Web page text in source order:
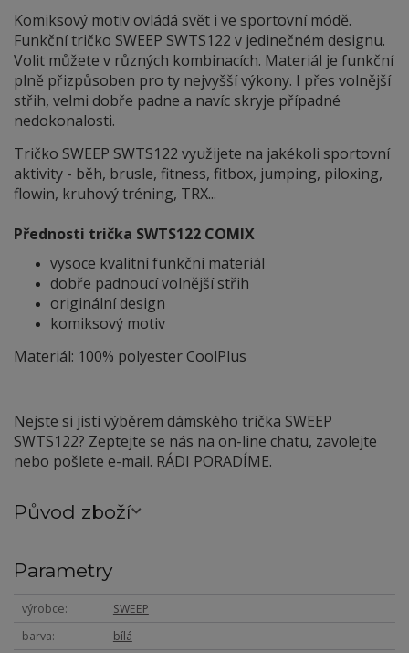
Komiksový motiv ovládá svět i ve sportovní módě.
Funkční tričko SWEEP SWTS122 v jedinečném designu.
Volit můžete v různých kombinacích. Materiál je funkční
plně přizpůsoben pro ty nejvyšší výkony. I přes volnější
střih, velmi dobře padne a navíc skryje případné
nedokonalosti.
Tričko SWEEP SWTS122 využijete na jakékoli sportovní
aktivity - běh, brusle, fitness, fitbox, jumping, piloxing,
flowin, kruhový tréning, TRX...
Přednosti trička SWTS122 COMIX
vysoce kvalitní funkční materiál
dobře padnoucí volnější střih
originální design
komiksový motiv
Materiál: 100% polyester CoolPlus
Nejste si jistí výběrem dámského trička SWEEP
SWTS122? Zeptejte se nás na on-line chatu, zavolejte
nebo pošlete e-mail. RÁDI PORADÍME.
Původ zboží
Parametry
výrobce
SWEEP
barva
bílá